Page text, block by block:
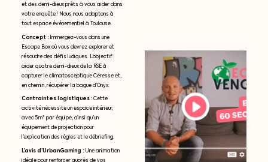
et des demi-dieux prêts à vous aider dans
votre enquête ! Nous nous adaptons à
tout espace événementiel à Toulouse.
Concept :Immergez-vous dans une
Escape Box où vous devrez explorer et
résoudre des défis ludiques. L’objectif :
aider quatre demi-dieux de la RSE à
capturer le climatosceptique Céresse et,
en chemin, récupérer la bague d’Onyx.
Contraintes logistiques :Cette
activité nécessite un espace intérieur,
avec 5 m² par équipe, ainsi qu’un
équipement de projection pour
l’explication des règles et le débriefing.
L’avis d’UrbanGaming :Une animation